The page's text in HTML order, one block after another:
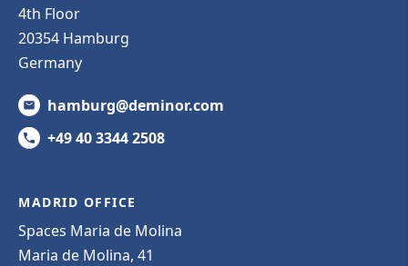
4th Floor
20354 Hamburg
Germany
hamburg@deminor.com
+49 40 3344 2508
MADRID OFFICE
Spaces Maria de Molina
Maria de Molina, 41